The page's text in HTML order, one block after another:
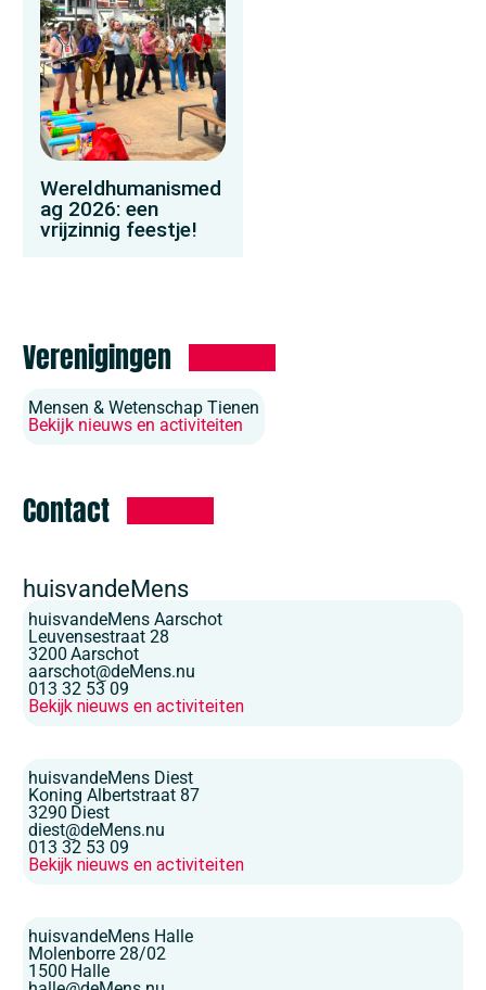
Wereldhumanismed
ag 2026: een
vrijzinnig feestje!
Verenigingen
Mensen & Wetenschap Tienen
Bekijk nieuws en activiteiten
Contact
huisvandeMens
huisvandeMens Aarschot
Leuvensestraat 28
3200 Aarschot
aarschot@deMens.nu
013 32 53 09
Bekijk nieuws en activiteiten
huisvandeMens Diest
Koning Albertstraat 87
3290 Diest
diest@deMens.nu
013 32 53 09
Bekijk nieuws en activiteiten
huisvandeMens Halle
Molenborre 28/02
1500 Halle